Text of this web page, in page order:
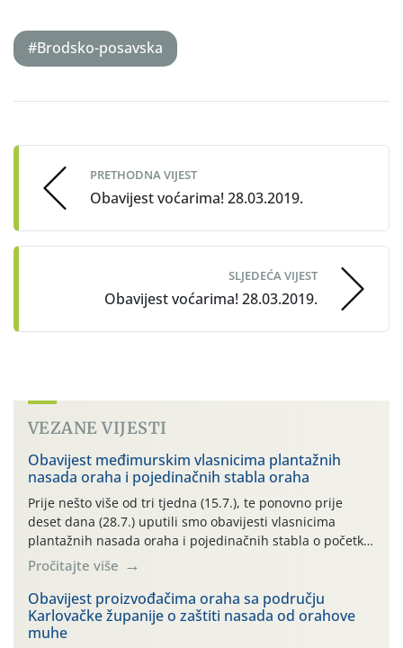
#Brodsko-posavska
navigation
PRETHODNA VIJEST
Obavijest voćarima! 28.03.2019.
SLJEDEĆA VIJEST
Obavijest voćarima! 28.03.2019.
VEZANE VIJESTI
Obavijest međimurskim vlasnicima plantažnih
nasada oraha i pojedinačnih stabla oraha
Prije nešto više od tri tjedna (15.7.), te ponovno prije
deset dana (28.7.) uputili smo obavijesti vlasnicima
plantažnih nasada oraha i pojedinačnih stabla o početku
leta i ovogodišnjoj potrebi usmjerenog suzbijanja
orahove muhe (Rhagoletis completa)! Već dvanaest dana
traje drugi ovogodišnji “toplinski udar”, koji naročito
izražen zadnja šest dana (31.7.-05.8.), jer najviše
temperature zraka svakodnevno […]
Pročitajte više
Obavijest proizvođačima oraha sa području
Karlovačke županije o zaštiti nasada od orahove
muhe